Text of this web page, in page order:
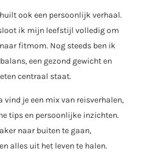
ook een persoonlijk verhaal.
ik mijn leefstijl volledig om
fitmom. Nog steeds ben ik
een gezond gewicht en
centraal staat.
je een mix van reisverhalen,
tips en persoonlijke inzichten.
naar buiten te gaan,
alles uit het leven te halen.